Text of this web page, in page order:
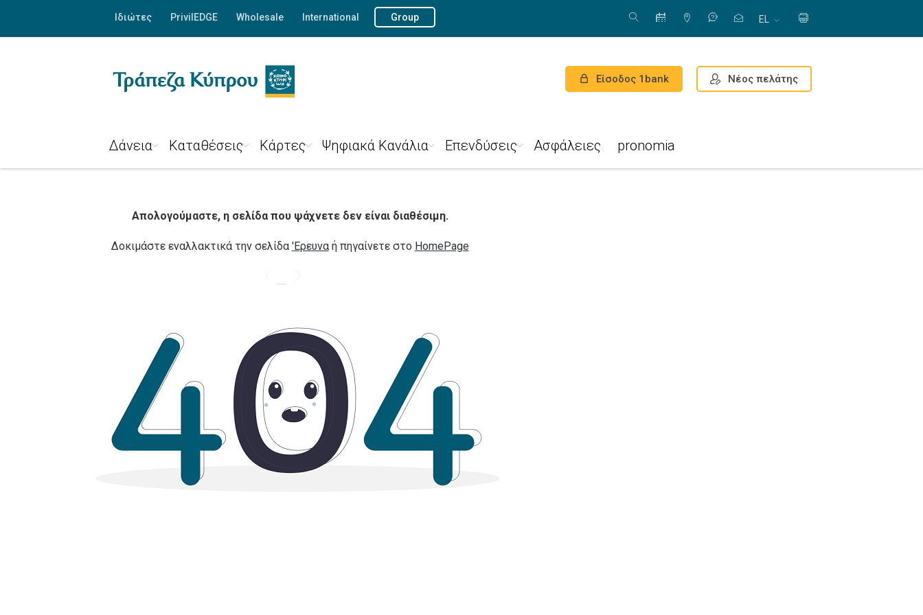
Ιδιώτες PrivilEDGE Wholesale International Group EL
Είσοδος 1bank Νέος πελάτης
Δάνεια Καταθέσεις Κάρτες Ψηφιακά Κανάλια Επενδύσεις Ασφάλειες pronomia
Απολογούμαστε, η σελίδα που ψάχνετε δεν είναι διαθέσιμη.
Δοκιμάστε εναλλακτικά την σελίδα 'Ερευναή πηγαίνετε στο HomePage